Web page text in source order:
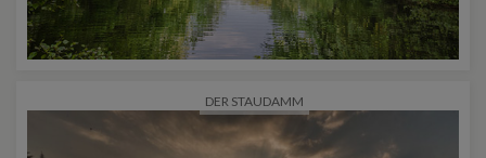
DER STAUDAMM